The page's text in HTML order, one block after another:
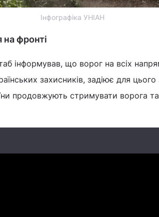
Інфографіка УНІАН
на фронті
інформував, що ворог на всіх
захисників, задіює для цього
продовжують стримувати ворога